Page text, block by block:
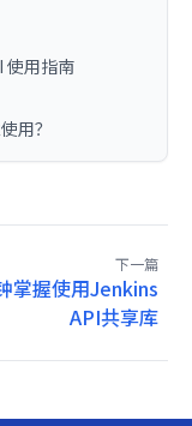
使用指南
用？
下一篇
掌握使用Jenkins
API共享库